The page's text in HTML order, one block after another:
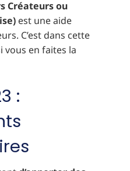
Créateurs ou
est une aide
C’est dans cette
vous en faites la
: